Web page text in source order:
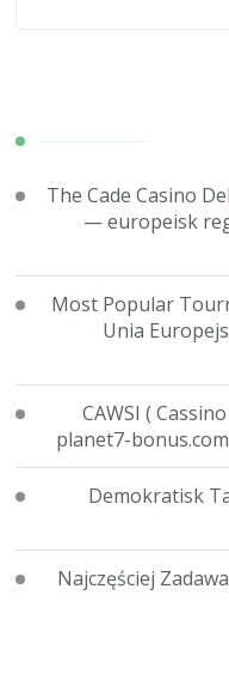
The Cade Casino
— europeisk
Most Popular
Unia
CAWSI (
planet7-
Demokratisk
Najczęściej